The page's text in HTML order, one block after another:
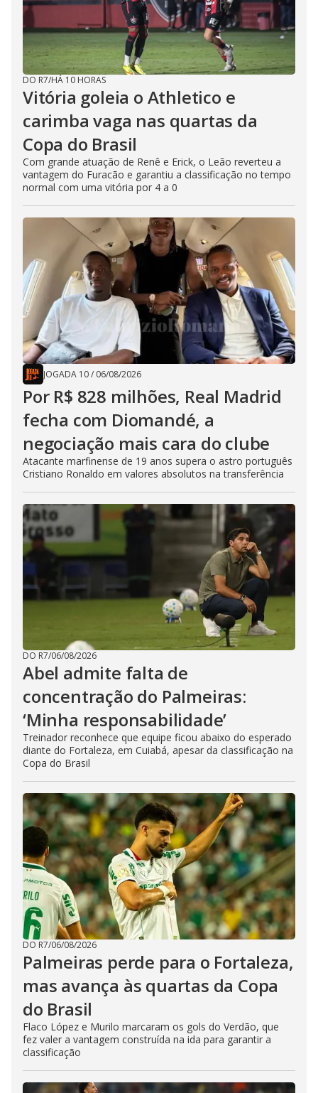
DO R7/HÁ 10 HORAS
Vitória goleia o Athletico e
carimba vaga nas quartas da
Copa do Brasil
Com grande atuação de Renê e Erick, o Leão reverteu a
vantagem do Furacão e garantiu a classificação no tempo
normal com uma vitória por 4 a 0
JOGADA 10/ 06/08/2026
Por R$ 828 milhões, Real Madrid
fecha com Diomandé, a
negociação mais cara do clube
Atacante marfinense de 19 anos supera o astro português
Cristiano Ronaldo em valores absolutos na transferência
DO R7/06/08/2026
Abel admite falta de
concentração do Palmeiras:
‘Minha responsabilidade’
Treinador reconhece que equipe ficou abaixo do esperado
diante do Fortaleza, em Cuiabá, apesar da classificação na
Copa do Brasil
DO R7/06/08/2026
Palmeiras perde para o Fortaleza,
mas avança às quartas da Copa
do Brasil
Flaco López e Murilo marcaram os gols do Verdão, que
fez valer a vantagem construída na ida para garantir a
classificação